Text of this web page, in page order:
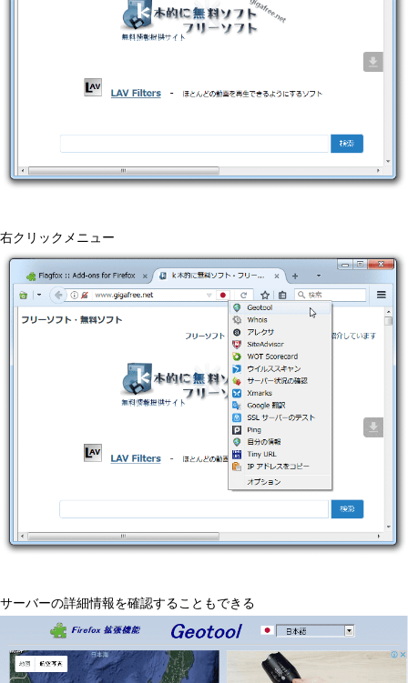
右クリックメニュー
サーバーの詳細情報を確認することもできる